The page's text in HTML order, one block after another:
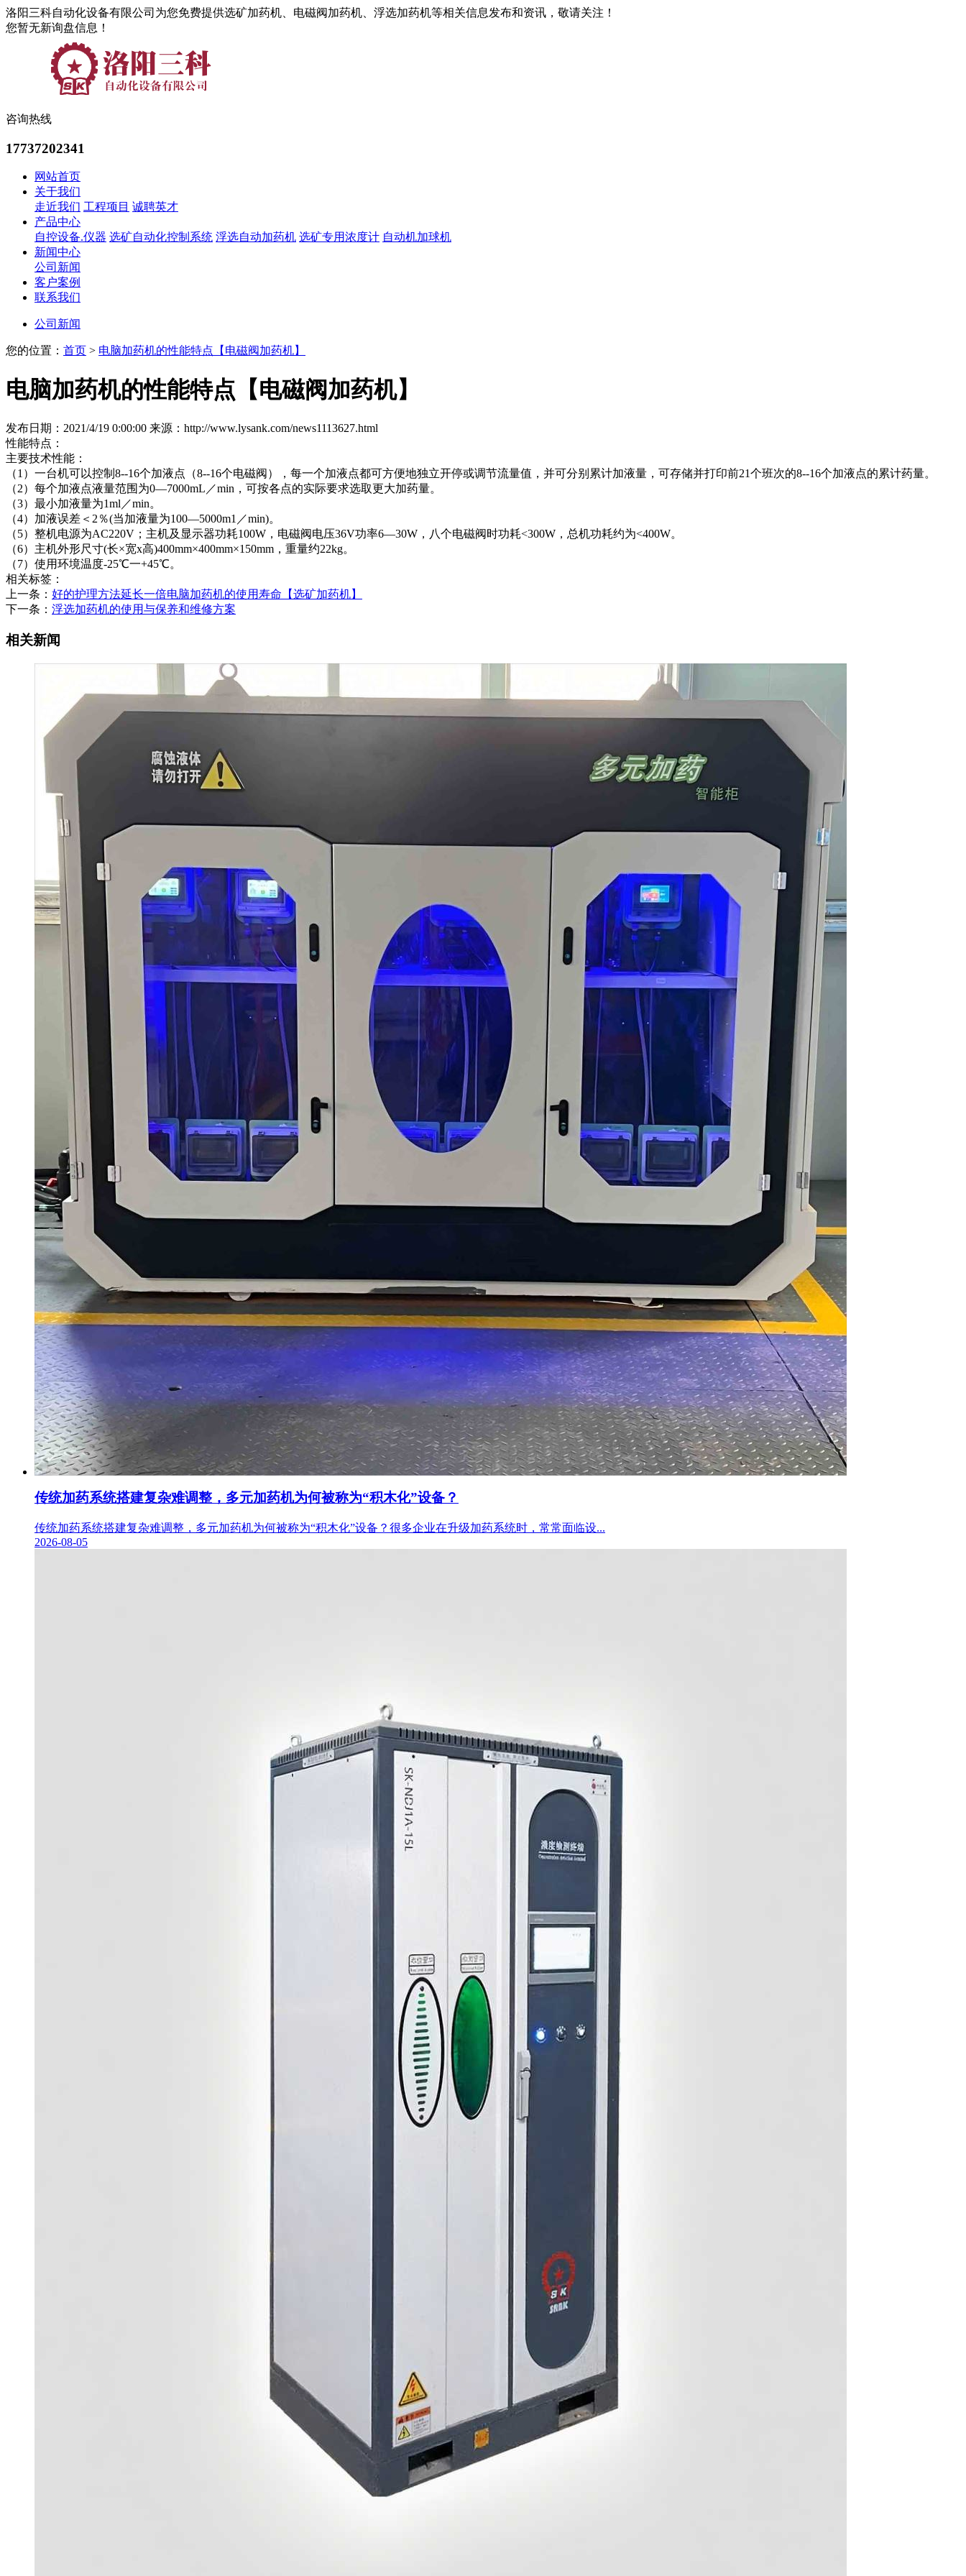
洛阳三科自动化设备有限公司为您免费提供选矿加药机、电磁阀加药机、浮选加药机等相关信息发布和资讯，敬请关注！
您暂无新询盘信息！
咨询热线
17737202341
网站首页
关于我们
走近我们 工程项目 诚聘英才
产品中心
自控设备.仪器 选矿自动化控制系统 浮选自动加药机 选矿专用浓度计 自动机加球机
新闻中心
公司新闻
客户案例
联系我们
公司新闻
您的位置： 首页 > 电脑加药机的性能特点【电磁阀加药机】
电脑加药机的性能特点【电磁阀加药机】
发布日期：2021/4/19 0:00:00 来源：http://www.lysank.com/news1113627.html
性能特点：
主要技术性能：
（1）一台机可以控制8--16个加液点（8--16个电磁阀），每一个加液点都可方便地独立开停或调节流量值，并可分别累计加液量，可存储并打印前21个班次的8--16个加液点的累计药量。
（2）每个加液点液量范围为0—7000mL／min，可按各点的实际要求选取更大加药量。
（3）最小加液量为1ml／min。
（4）加液误差＜2％(当加液量为100—5000m1／min)。
（5）整机电源为AC220V；主机及显示器功耗100W，电磁阀电压36V功率6—30W，八个电磁阀时功耗<300W，总机功耗约为<400W。
（6）主机外形尺寸(长×宽x高)400mm×400mm×150mm，重量约22kg。
（7）使用环境温度-25℃一+45℃。
相关标签：
上一条： 好的护理方法延长一倍电脑加药机的使用寿命【选矿加药机】
下一条： 浮选加药机的使用与保养和维修方案
相关新闻
传统加药系统搭建复杂难调整，多元加药机为何被称为“积木化”设备？
传统加药系统搭建复杂难调整，多元加药机为何被称为“积木化”设备？很多企业在升级加药系统时，常常面临设...
2026-08-05